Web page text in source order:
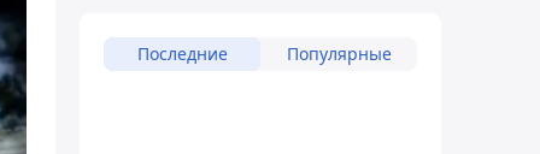
Последние Популярные